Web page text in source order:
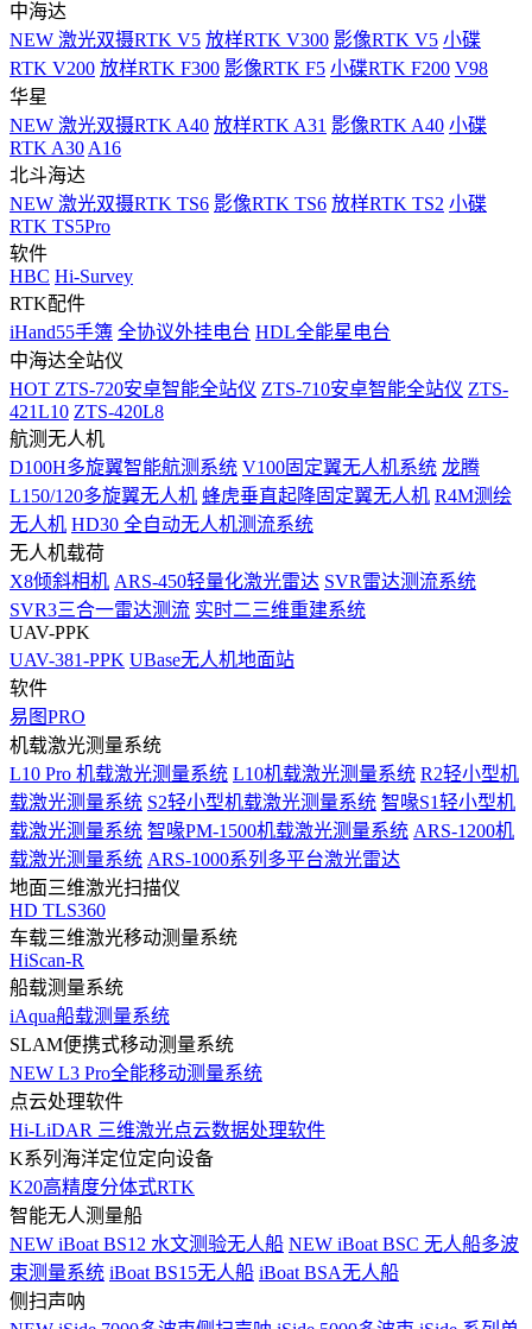
中海达
NEW 激光双摄RTK V5 放样RTK V300 影像RTK V5 小碟
RTK V200 放样RTK F300 影像RTK F5 小碟RTK F200 V98
华星
NEW 激光双摄RTK A40 放样RTK A31 影像RTK A40 小碟
RTK A30 A16
北斗海达
NEW 激光双摄RTK TS6 影像RTK TS6 放样RTK TS2 小碟
RTK TS5Pro
软件
HBC Hi-Survey
RTK配件
iHand55手簿 全协议外挂电台 HDL全能星电台
中海达全站仪
HOT ZTS-720安卓智能全站仪 ZTS-710安卓智能全站仪 ZTS-
421L10 ZTS-420L8
航测无人机
D100H多旋翼智能航测系统 V100固定翼无人机系统 龙腾
L150/120多旋翼无人机 蜂虎垂直起降固定翼无人机 R4M测绘
无人机 HD30 全自动无人机测流系统
无人机载荷
X8倾斜相机 ARS-450轻量化激光雷达 SVR雷达测流系统
SVR3三合一雷达测流 实时二三维重建系统
UAV-PPK
UAV-381-PPK UBase无人机地面站
软件
易图PRO
机载激光测量系统
L10 Pro 机载激光测量系统 L10机载激光测量系统 R2轻小型机
载激光测量系统 S2轻小型机载激光测量系统 智喙S1轻小型机
载激光测量系统 智喙PM-1500机载激光测量系统 ARS-1200机
载激光测量系统 ARS-1000系列多平台激光雷达
地面三维激光扫描仪
HD TLS360
车载三维激光移动测量系统
HiScan-R
船载测量系统
iAqua船载测量系统
SLAM便携式移动测量系统
NEW L3 Pro全能移动测量系统
点云处理软件
Hi-LiDAR 三维激光点云数据处理软件
K系列海洋定位定向设备
K20高精度分体式RTK
智能无人测量船
NEW iBoat BS12 水文测验无人船 NEW iBoat BSC 无人船多波
束测量系统 iBoat BS15无人船 iBoat BSA无人船
侧扫声呐